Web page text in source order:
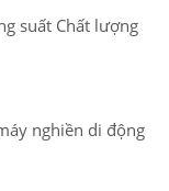
suất Chất lượng
nghiền di động